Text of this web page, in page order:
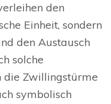
den
Einheit, sondern
den Austausch
solche
die Zwillingstürme
symbolisch